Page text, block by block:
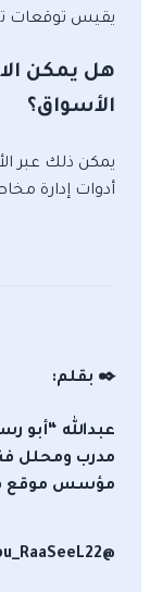
يقيس توقعات
هل يمكن
الأسواق؟
يمكن ذلك عبر
أدوات إدارة
✒️ بقلم:
عبدالله “أبو
مدرب ومحلل
مؤسس موقع
@Abu_RaaSeeL22